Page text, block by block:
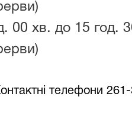
00 хв. до 15 год.
телефони